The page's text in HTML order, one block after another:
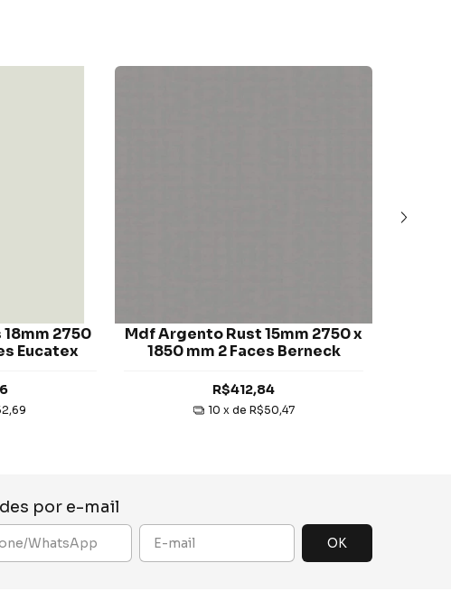
2750
Eucatex
Mdf Argento Rust 15mm 2750 x
1850 mm 2 Faces Berneck
R$412,84
10 x de R$50,47
por e-mail